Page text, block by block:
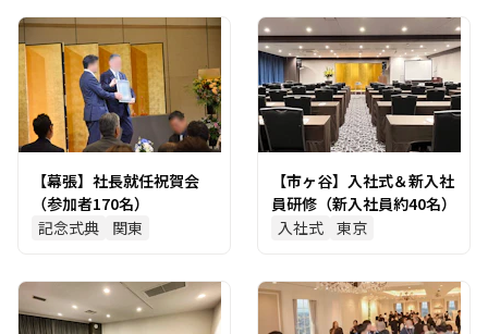
【幕張】社長就任祝賀会
（参加者170名）
記念式典
関東
【市ヶ谷】入社式＆新入社
員研修（新入社員約40名）
入社式 東京